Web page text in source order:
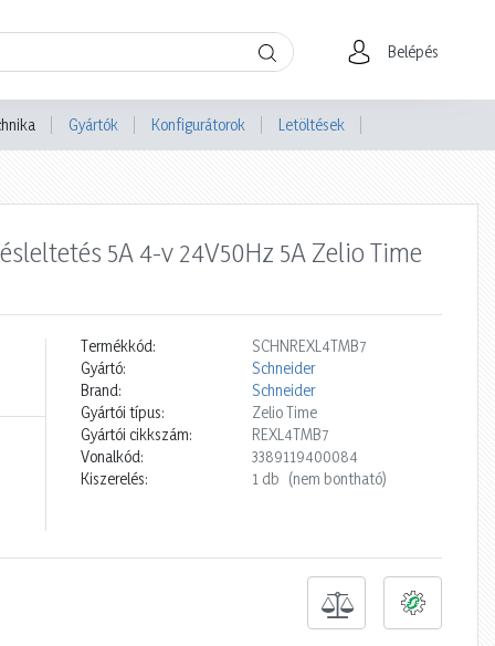
Belépés
Gyártók Konfigurátorok Letöltések
5A 4-v 24V50Hz 5A Zelio Time
Termékkód:
SCHNREXL4TMB7
Gyártó:
Schneider
Brand:
Schneider
Gyártói típus:
Zelio Time
Gyártói cikkszám:
REXL4TMB7
Vonalkód:
3389119400084
Kiszerelés:
1 db (nem bontható)